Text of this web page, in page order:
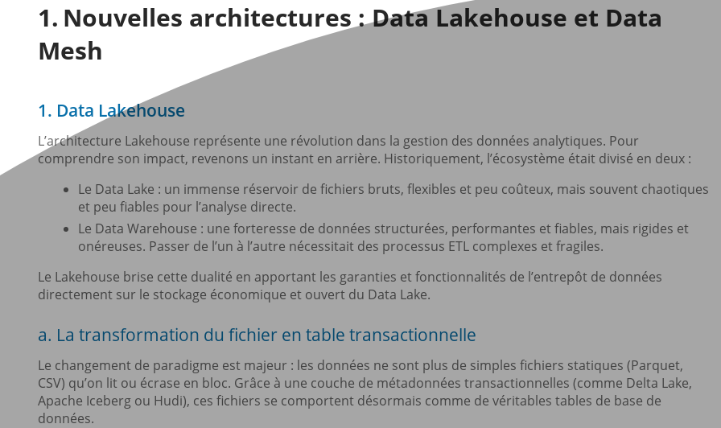
Nouvelles architectures : Data Lakehouse et Data
Mesh
1. Data Lakehouse
L’architecture Lakehouse représente une révolution dans la gestion des données analytiques. Pour
comprendre son impact, revenons un instant en arrière. Historiquement, l’écosystème était divisé en deux :
Le Data Lake : un immense réservoir de fichiers bruts, flexibles et peu coûteux, mais souvent chaotiques
et peu fiables pour l’analyse directe.
Le Data Warehouse : une forteresse de données structurées, performantes et fiables, mais rigides et
onéreuses. Passer de l’un à l’autre nécessitait des processus ETL complexes et fragiles.
Le Lakehouse brise cette dualité en apportant les garanties et fonctionnalités de l’entrepôt de données
directement sur le stockage économique et ouvert du Data Lake.
a. La transformation du fichier en table transactionnelle
Le changement de paradigme est majeur : les données ne sont plus de simples fichiers statiques (Parquet,
CSV) qu’on lit ou écrase en bloc. Grâce à une couche de métadonnées transactionnelles (comme Delta Lake,
Apache Iceberg ou Hudi), ces fichiers se comportent désormais comme de véritables tables de base de
données.